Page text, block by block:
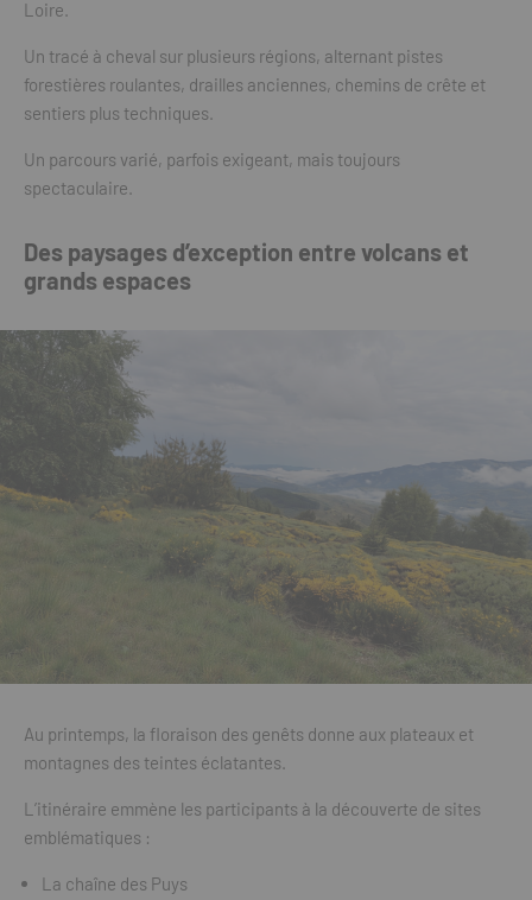
Loire.
Un tracé à cheval sur plusieurs régions, alternant pistes
forestières roulantes, drailles anciennes, chemins de crête et
sentiers plus techniques.
Un parcours varié, parfois exigeant, mais toujours
spectaculaire.
Des paysages d’exception entre volcans et
grands espaces
Au printemps, la floraison des genêts donne aux plateaux et
montagnes des teintes éclatantes.
L’itinéraire emmène les participants à la découverte de sites
emblématiques :
La chaîne des Puys